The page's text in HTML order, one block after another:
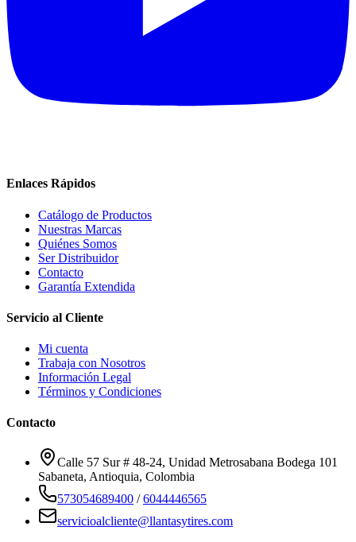
Enlaces Rápidos
Catálogo de Productos
Nuestras Marcas
Quiénes Somos
Ser Distribuidor
Contacto
Garantía Extendida
Servicio al Cliente
Mi cuenta
Trabaja con Nosotros
Información Legal
Términos y Condiciones
Contacto
Calle 57 Sur # 48-24, Unidad Metrosabana Bodega 101
Sabaneta, Antioquia, Colombia
573054689400 /6044446565
servicioalcliente@llantasytires.com